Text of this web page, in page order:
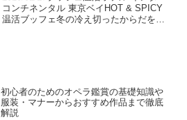
コンチネンタル 東京ベイHOT & SPICY
温活ブッフェ冬の冷え切ったからだを温
初心者のためのオペラ鑑賞の基礎知識や
服装・マナーからおすすめ作品まで徹底
解説